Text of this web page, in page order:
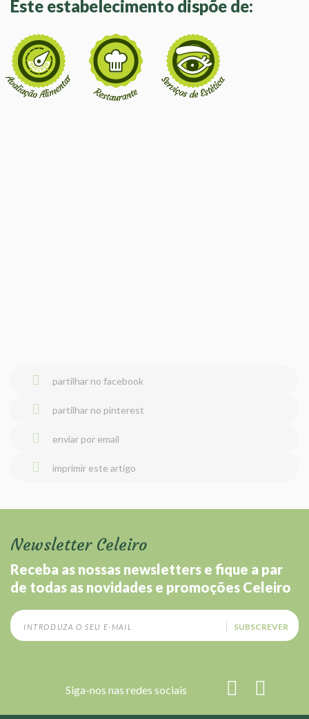
Este estabelecimento dispõe de:
partilhar no facebook
partilhar no pinterest
enviar por email
imprimir este artigo
Newsletter Celeiro
Receba as nossas newsletters e fique a par
de todas as novidades e promoções Celeiro
SUBSCREVER
Siga-nos nas redes sociais